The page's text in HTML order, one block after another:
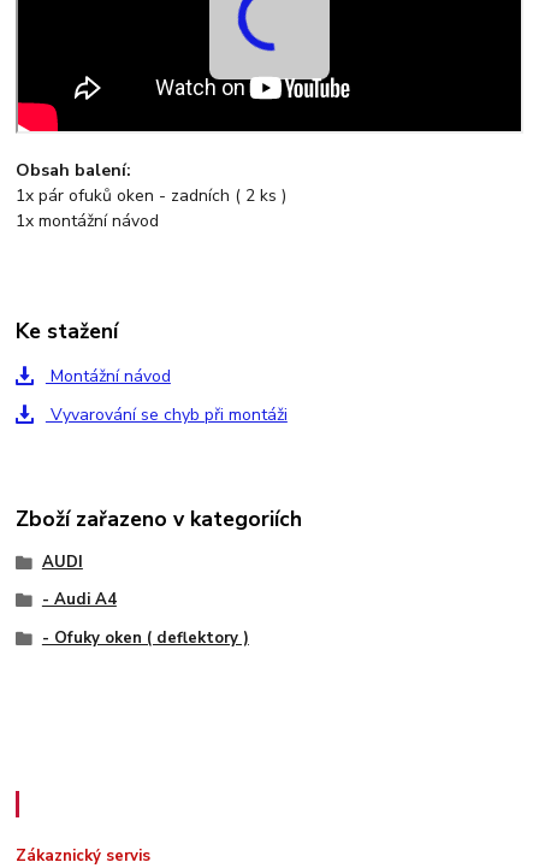
Obsah balení:
1x pár ofuků oken - zadních ( 2 ks )
1x montážní návod
Ke stažení
Montážní návod
Vyvarování se chyb při montáži
Zboží zařazeno v kategoriích
AUDI
- Audi A4
- Ofuky oken ( deflektory )
Zákaznický servis